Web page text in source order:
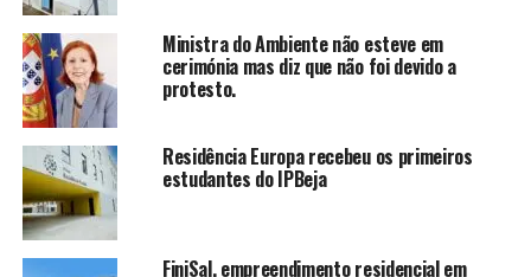
Ministra do Ambiente não esteve em
cerimónia mas diz que não foi devido a
protesto.
Residência Europa recebeu os primeiros
estudantes do IPBeja
FiniSal, empreendimento residencial em